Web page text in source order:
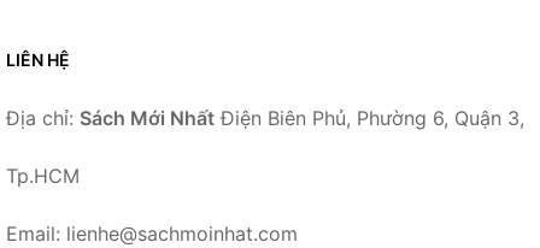
LIÊN HỆ
Địa chỉ: Sách Mới Nhất Điện Biên Phủ, Phường 6, Quận 3,
Tp.HCM
Email: lienhe@sachmoinhat.com